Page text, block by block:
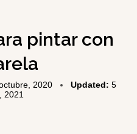
pintar con
2020 Updated: 5
2021